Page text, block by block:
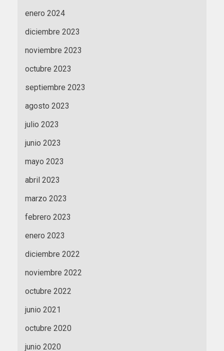
enero 2024
diciembre 2023
noviembre 2023
octubre 2023
septiembre 2023
agosto 2023
julio 2023
junio 2023
mayo 2023
abril 2023
marzo 2023
febrero 2023
enero 2023
diciembre 2022
noviembre 2022
octubre 2022
junio 2021
octubre 2020
junio 2020